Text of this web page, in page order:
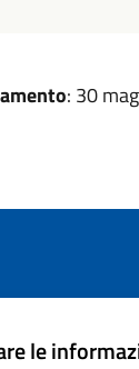
: 30
le